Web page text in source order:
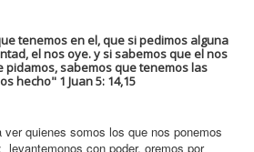
tenemos en el, que si pedimos alguna
el nos oye. y si sabemos que el nos
pidamos, sabemos que tenemos las
hecho" 1 Juan 5: 14,15
ver quienes somos los que nos ponemos
levantemonos con poder, oremos por